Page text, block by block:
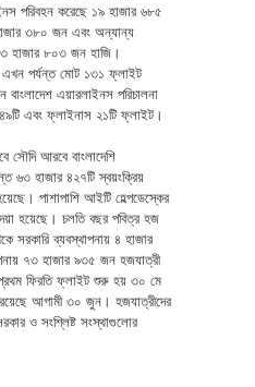
পরিবহন করেছে ১৯ হাজার ৬৮৫
৩৮০ জন এবং অন্যান্য
৩ হাজার ৮০৩ জন হাজি।
এখন পর্যন্ত মোট ১৩১ ফ্লাইট
বাংলাদেশ এয়ারলাইনস পরিচালনা
এবং ফ্লাইনাস ২১টি ফ্লাইট।
সৌদি আরবে বাংলাদেশি
৬৩ হাজার ৪২৭টি স্বয়ংক্রিয়
পাশাপাশি আইটি হেল্পডেস্কের
হয়েছে। চলতি বছর পবিত্র হজ
সরকারি ব্যবস্থাপনায় ৪ হাজার
৭৩ হাজার ৯৩৫ জন হজযাত্রী
ফিরতি ফ্লাইট শুরু হয় ৩০ মে
রয়েছে আগামী ৩০ জুন। হজযাত্রীদের
ও সংশ্লিষ্ট সংস্থাগুলোর